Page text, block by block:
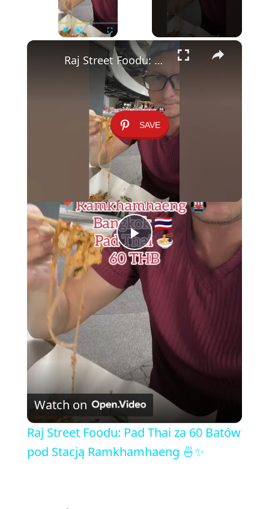
Unmute Fullscreen ×
SAVE
P
l
a
y
V
i
Raj Street Foodu: Pad Thai za 60 Batów pod Stacją Ramkhamhaeng 🍜✨
Watch on
Raj Street Foodu: Pad Thai za 60 Batów
pod Stacją Ramkhamhaeng 🍜✨